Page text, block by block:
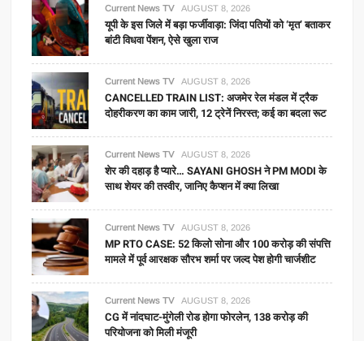
Current News TV AUGUST 8, 2026
यूपी के इस जिले में बड़ा फर्जीवाड़ा: जिंदा पतियों को ‘मृत’ बताकर
बांटी विधवा पेंशन, ऐसे खुला राज
Current News TV AUGUST 8, 2026
CANCELLED TRAIN LIST: अजमेर रेल मंडल में ट्रैक
दोहरीकरण का काम जारी, 12 ट्रेनें निरस्त; कई का बदला रूट
Current News TV AUGUST 8, 2026
शेर की दहाड़ है प्यारे… SAYANI GHOSH ने PM MODI के
साथ शेयर की तस्वीर, जानिए कैप्शन में क्या लिखा
Current News TV AUGUST 8, 2026
MP RTO CASE: 52 किलो सोना और 100 करोड़ की संपत्ति
मामले में पूर्व आरक्षक सौरभ शर्मा पर जल्द पेश होगी चार्जशीट
Current News TV AUGUST 8, 2026
CG में नांदघाट-मुंगेली रोड होगा फोरलेन, 138 करोड़ की
परियोजना को मिली मंजूरी